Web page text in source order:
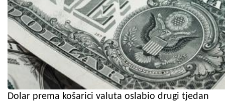
Dolar prema košarici valuta oslabio drugi tjedan